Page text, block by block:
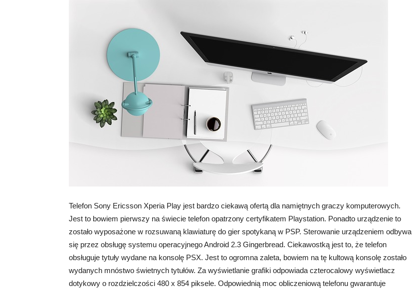
Telefon Sony Ericsson Xperia Play jest bardzo ciekawą ofertą dla namiętnych graczy komputerowych.
Jest to bowiem pierwszy na świecie telefon opatrzony certyfikatem Playstation. Ponadto urządzenie to
zostało wyposażone w rozsuwaną klawiaturę do gier spotykaną w PSP. Sterowanie urządzeniem odbywa
się przez obsługę systemu operacyjnego Android 2.3 Gingerbread. Ciekawostką jest to, że telefon
obsługuje tytuły wydane na konsolę PSX. Jest to ogromna zaleta, bowiem na tę kultową konsolę zostało
wydanych mnóstwo świetnych tytułów. Za wyświetlanie grafiki odpowiada czterocalowy wyświetlacz
dotykowy o rozdzielczości 480 x 854 piksele. Odpowiednią moc obliczeniową telefonu gwarantuje